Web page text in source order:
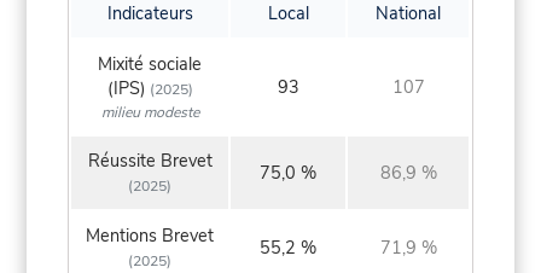
Indicateurs Local National
Mixité sociale
(IPS) (2025)
milieu modeste
93 107
Réussite Brevet
(2025)
75,0 % 86,9 %
Mentions Brevet
(2025)
55,2 % 71,9 %